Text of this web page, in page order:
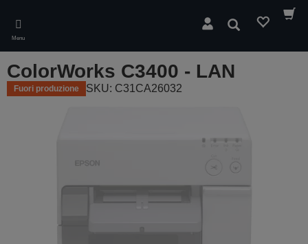
main
content
Menu
Cerca
ColorWorks C3400 - LAN
Fuori produzione SKU: C31CA26032